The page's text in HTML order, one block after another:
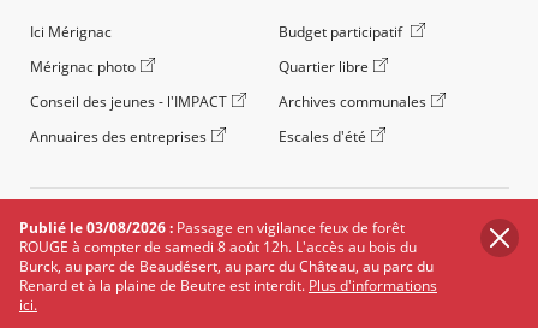
Publié le 03/08/2026 : Passage en vigilance feux de forêt
ROUGE à compter de samedi 8 août 12h. L'accès au bois du
Burck, au parc de Beaudésert, au parc du Château, au parc du
Renard et à la plaine de Beutre est interdit. Plus d'informations
ici.
Ici Mérignac
Budget participatif
Mérignac photo
Quartier libre
Conseil des jeunes - l'IMPACT
Archives communales
Annuaires des entreprises
Escales d'été
©2024 Ville de Mérignac, Tous droits réservés
Footer
legals
Mentions légales Salle de presse
Recrutement
Foire aux questions (FAQ)
Carte des équipements